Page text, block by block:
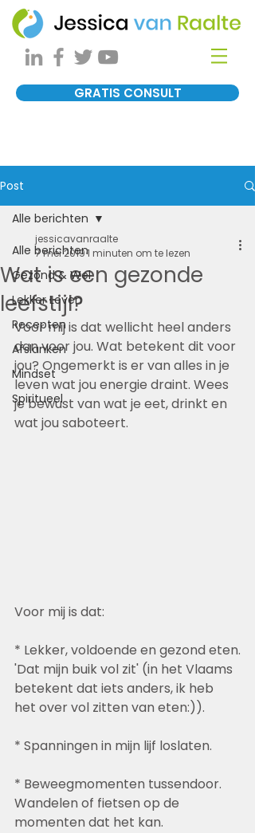
GRATIS CONSULT
Post
Alle berichten
Gezond & Wel
Lekker Leven
Recepten
Afslanken
Mindset
Spiritueel
Alle berichten
Wat is een gezonde
leefstijl?
jessicavanraalte
7 mei 20191 minuten om te lezen
Voor mij is dat wellicht heel anders
dan voor jou. Wat betekent dit voor
jou? Ongemerkt is er van alles in je
leven wat jou energie draint. Wees
je bewust van wat je eet, drinkt en
wat jou saboteert.
Voor mij is dat:
* Lekker, voldoende en gezond eten.
'Dat mijn buik vol zit' (in het Vlaams
betekent dat iets anders, ik heb
het over vol zitten van eten:)).
* Spanningen in mijn lijf loslaten.
* Beweegmomenten tussendoor.
Wandelen of fietsen op de
momenten dat het kan.